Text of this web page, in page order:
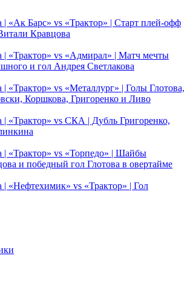
| «Ак Барс» vs «Трактор» | Старт плей-офф
Кравцова
| «Трактор» vs «Адмирал» | Матч мечты
и гол Андрея Светлакова
| «Трактор» vs «Металлург» | Голы Глотова,
Коршкова, Григоренко и Ливо
| «Трактор» vs СКА | Дубль Григоренко,
| «Трактор» vs «Торпедо» | Шайбы
и победный гол Глотова в овертайме
| «Нефтехимик» vs «Трактор» | Гол